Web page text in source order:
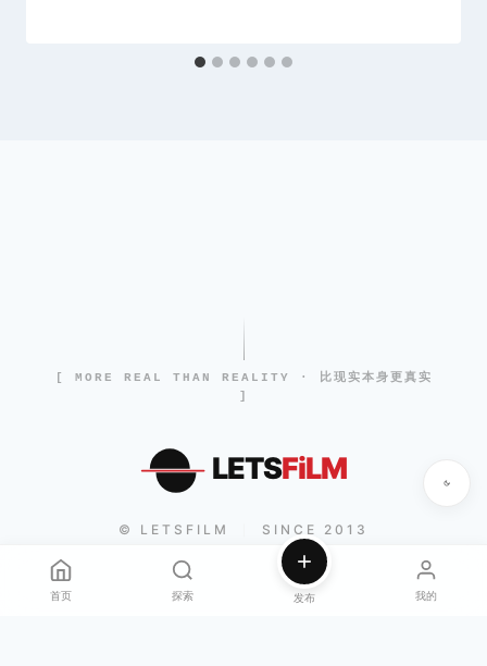
[ MORE REAL THAN REALITY · 比现实本身更真实
]
LETSFiLM
© LETSFILM SINCE 2013
首页 探索 发布 我的